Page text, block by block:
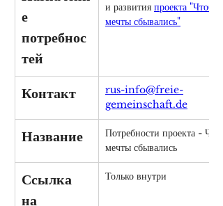
е
потребнос
тей
и развития проекта "Чтобы
мечты сбывались"
Контакт
rus-info@freie-
gemeinschaft.de
Название
Потребности проекта -
мечты сбывались
Ссылка
на
Только внутри